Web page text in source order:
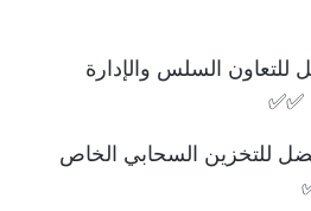
للتعاون السلس والإدارة
✅✅
للتخزين السحابي الخاص